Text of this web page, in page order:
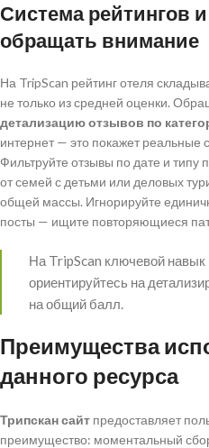
Система рейтингов
обращать внимание
На TripScan рейтинг отеля
не только из средней оценки.
детализацию отзывов по
интернет — это покажет реальные
Фильтруйте отзывы по дате и типу
от семей с детьми или деловых
общей массы. Игнорируйте
посты — ищите повторяющиеся
На TripScan ключевой
ориентируйтесь на
на общий балл.
Преимущества
данного ресурса
Трипскан сайт предоставляет
преимущество: моментальный